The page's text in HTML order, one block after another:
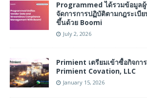
Programmed ได้รวมข้อมูล
จัดการการปฏิบัติตามกฎระเบี
ขึ้นด้วย Boomi
July 2, 2026
Primient เตรียมเข้าซื้อกิจกา
Primient Covation, LLC
January 15, 2026